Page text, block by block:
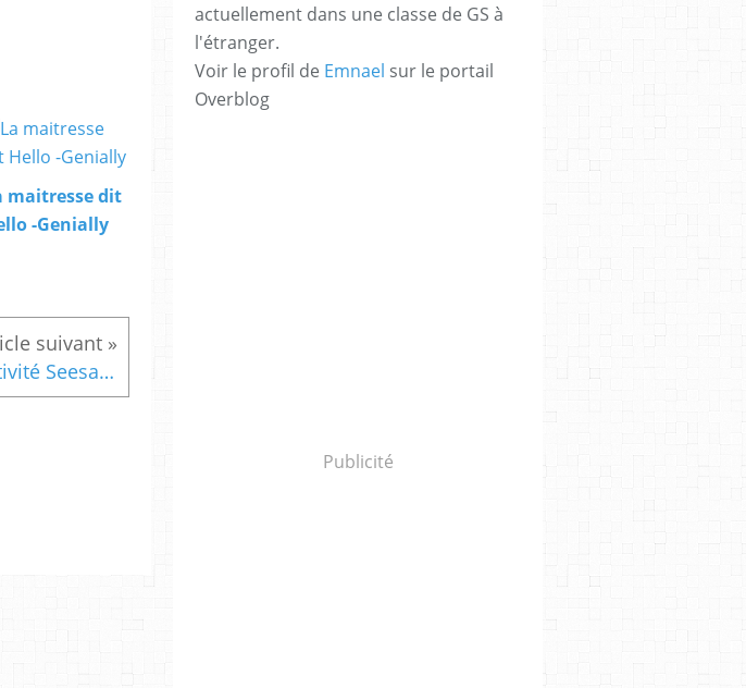
maitresse dit
-Genially
Le mot mars - activité Seesaw GS
actuellement dans une classe de GS à
l'étranger.
Voir le profil de Emnael sur le portail
Overblog
Publicité